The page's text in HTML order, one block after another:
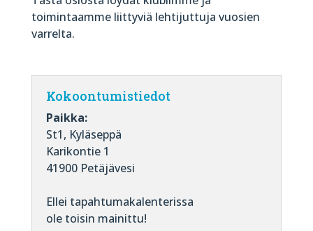
toimintaamme liittyviä lehtijuttuja vuosien
varrelta.
Kokoontumistiedot
Paikka:
St1, Kyläseppä
Karikontie 1
41900 Petäjävesi
Ellei tapahtumakalenterissa
ole toisin mainittu!